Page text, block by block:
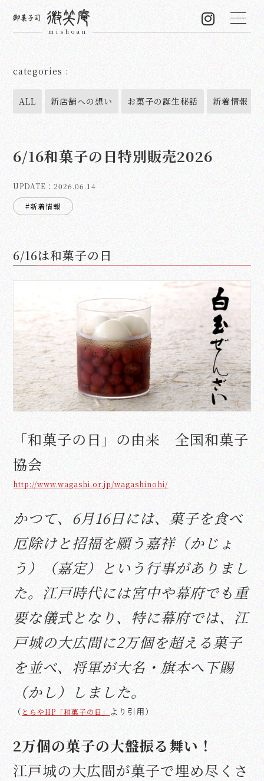
categories :
ALL 新店舗への想い お菓子の誕生秘話 新着情報
6/16和菓子の日特別販売2026
UPDATE：2026.06.14
#新着情報
6/16は和菓子の日
「和菓子の日」の由来 全国和菓子
協会
http://www.wagashi.or.jp/wagashinohi/
かつて、6月16日には、菓子を食べ
厄除けと招福を願う嘉祥（かじょ
う）（嘉定）という行事がありまし
た。江戸時代には宮中や幕府でも重
要な儀式となり、特に幕府では、江
戸城の大広間に2万個を超える菓子
を並べ、将軍が大名・旗本へ下賜
（かし）しました。
（ とらやHP「和菓子の日」より引用）
2万個の菓子の大盤振る舞い！
江戸城の大広間が菓子で埋め尽くさ